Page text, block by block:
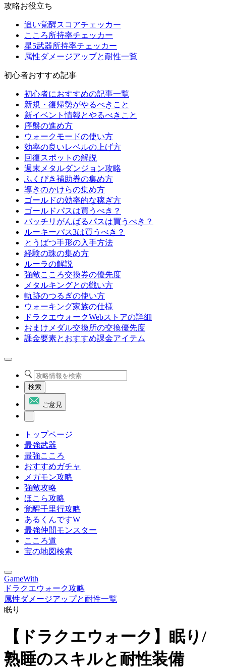
攻略お役立ち
追い覚醒スコアチェッカー
こころ所持率チェッカー
星5武器所持率チェッカー
属性ダメージアップと耐性一覧
初心者おすすめ記事
初心者におすすめの記事一覧
新規・復帰勢がやるべきこと
新イベント情報とやるべきこと
序盤の進め方
ウォークモードの使い方
効率の良いレベルの上げ方
回復スポットの解説
週末メタルダンジョン攻略
ふくびき補助券の集め方
導きのかけらの集め方
ゴールドの効率的な稼ぎ方
ゴールドパスは買うべき？
バッチリがんばるパスは買うべき？
ルーキーパス3は買うべき？
とうばつ手形の入手方法
経験の珠の集め方
ルーラの解説
強敵こころ交換券の優先度
メタルキングとの戦い方
軌跡のつるぎの使い方
ウォーキング家族の仕様
ドラクエウォークWebストアの詳細
おまけメダル交換所の交換優先度
課金要素とおすすめ課金アイテム
検索
ご意見
トップページ
最強武器
最強こころ
おすすめガチャ
メガモン攻略
強敵攻略
ほこら攻略
覚醒千里行攻略
あるくんですW
最強仲間モンスター
こころ道
宝の地図検索
GameWith
ドラクエウォーク攻略
属性ダメージアップと耐性一覧
眠り
【ドラクエウォーク】眠り/
熟睡のスキルと耐性装備